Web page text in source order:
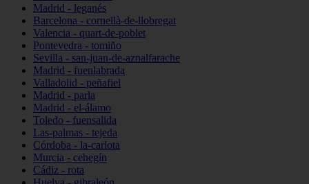
Madrid - leganés
Barcelona - cornellà-de-llobregat
Valencia - quart-de-poblet
Pontevedra - tomiño
Sevilla - san-juan-de-aznalfarache
Madrid - fuenlabrada
Valladolid - peñafiel
Madrid - parla
Madrid - el-álamo
Toledo - fuensalida
Las-palmas - tejeda
Córdoba - la-carlota
Murcia - cehegín
Cádiz - rota